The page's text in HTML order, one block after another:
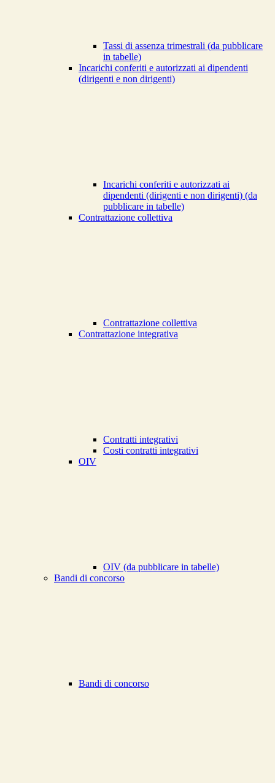
Tassi di assenza trimestrali (da pubblicare
in tabelle)
Incarichi conferiti e autorizzati ai dipendenti
(dirigenti e non dirigenti)
Incarichi conferiti e autorizzati ai
dipendenti (dirigenti e non dirigenti) (da
pubblicare in tabelle)
Contrattazione collettiva
Contrattazione collettiva
Contrattazione integrativa
Contratti integrativi
Costi contratti integrativi
OIV
OIV (da pubblicare in tabelle)
Bandi di concorso
Bandi di concorso